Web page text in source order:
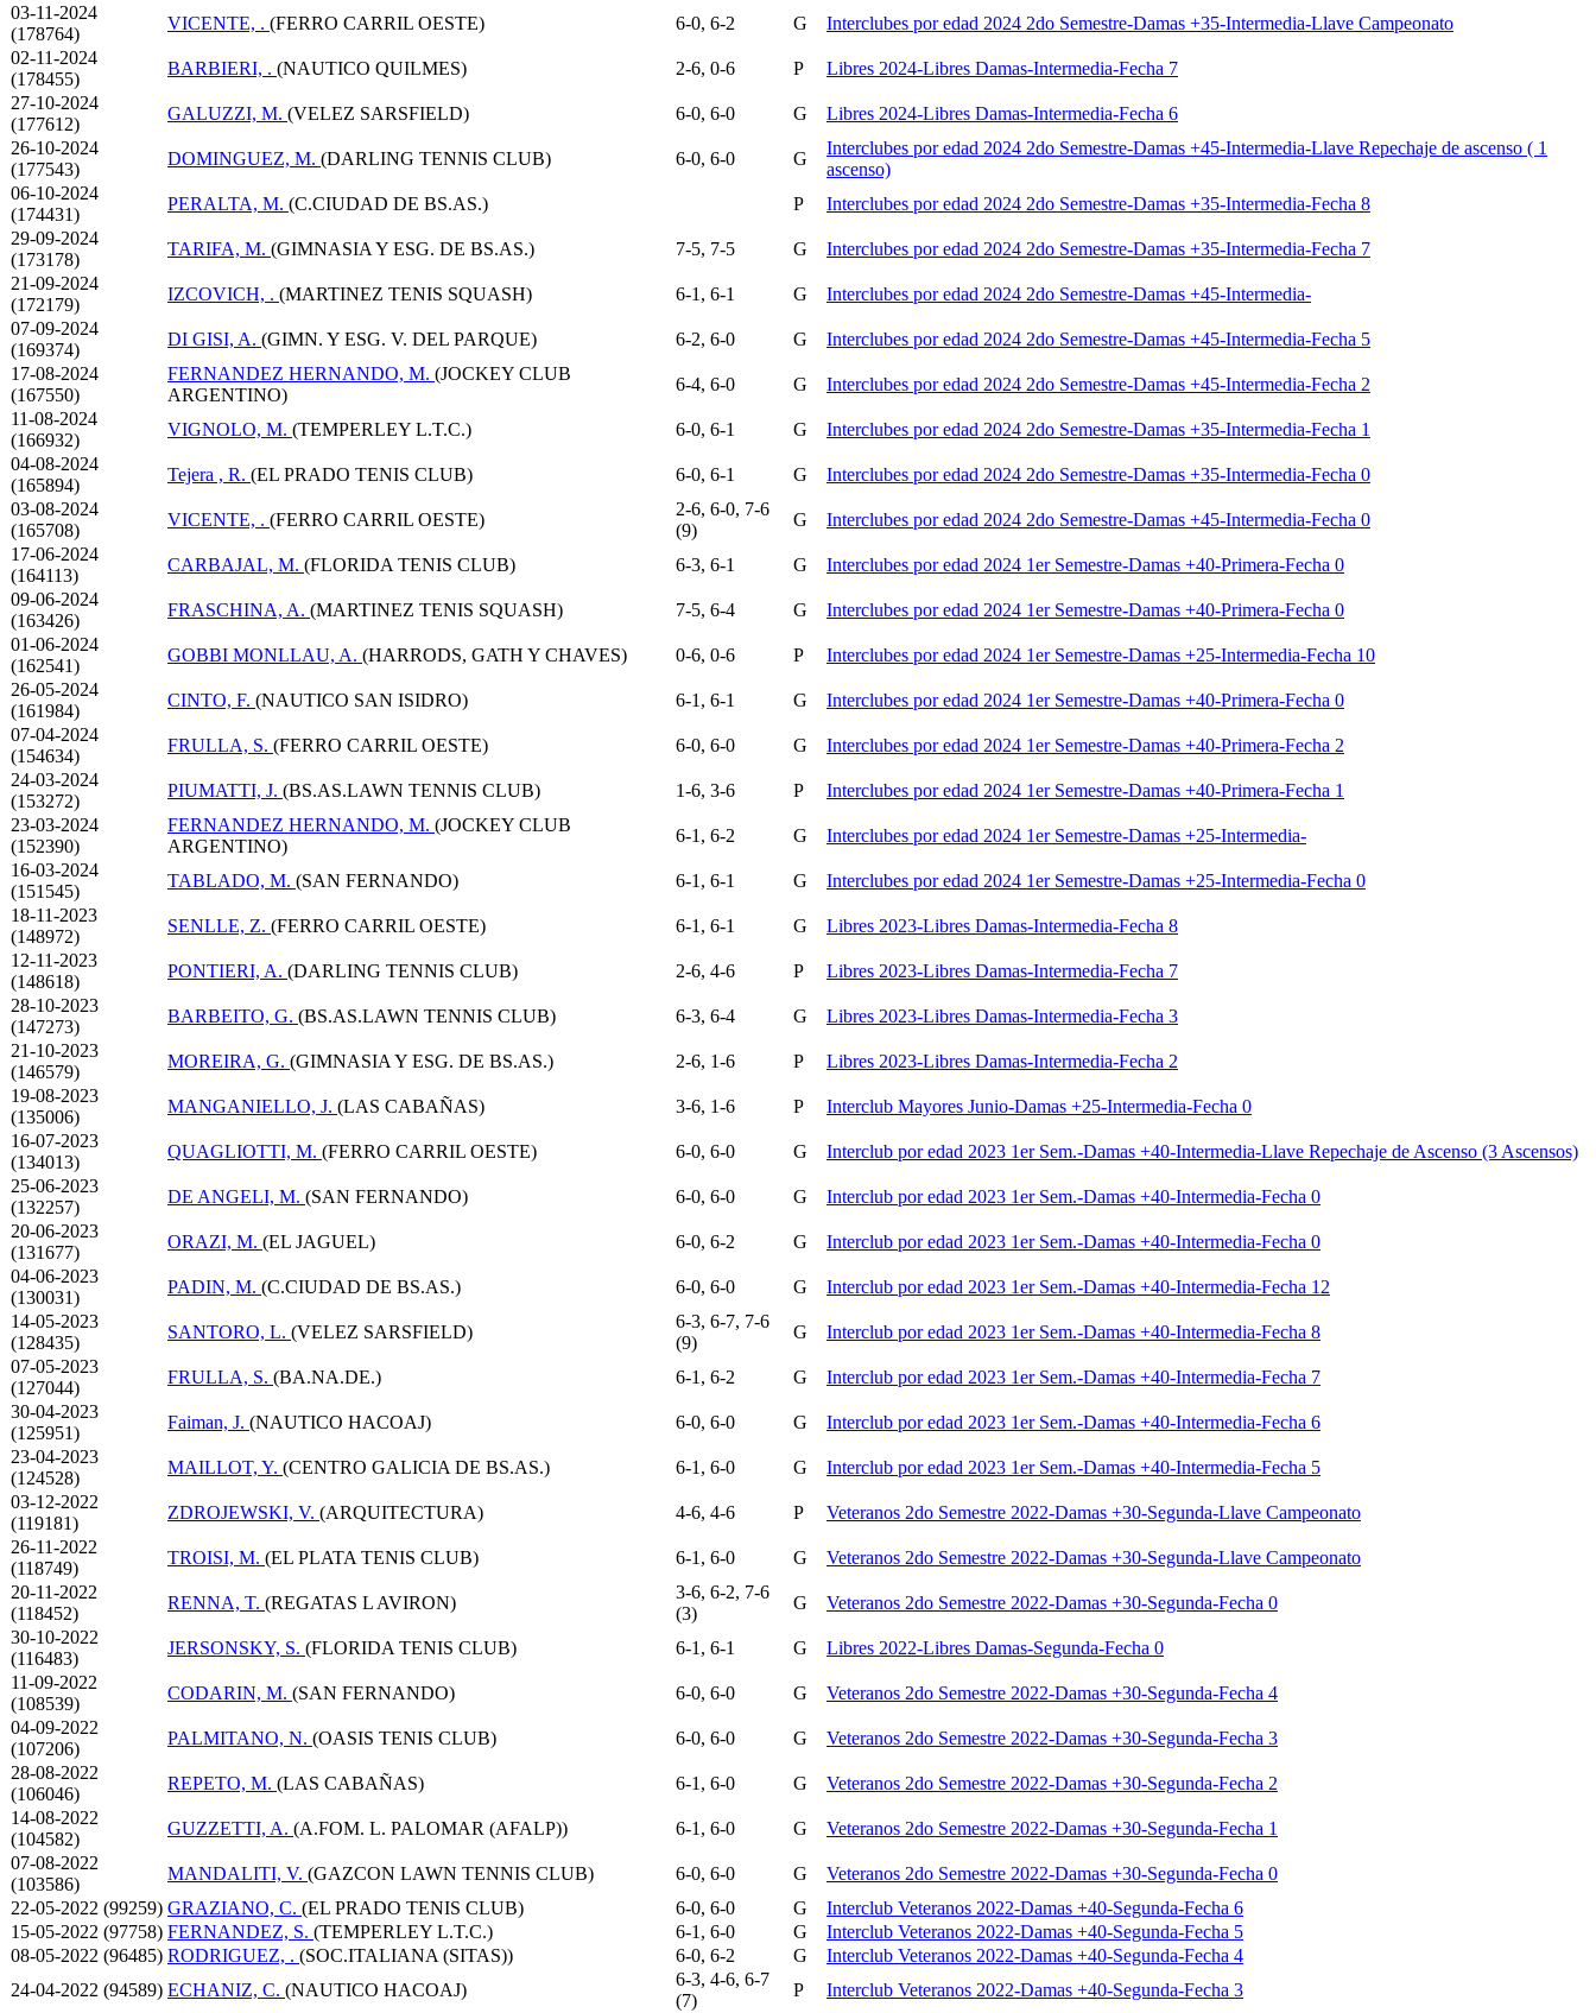
03-11-2024
(178764)
VICENTE, . (FERRO CARRIL OESTE) 6-0, 6-2 G
Interclubes por edad 2024 2do Semestre-Damas +35-Intermedia-Llave Campeonato
02-11-2024
(178455)
BARBIERI, . (NAUTICO QUILMES) 2-6, 0-6 P
Libres 2024-Libres Damas-Intermedia-Fecha 7
27-10-2024
(177612)
GALUZZI, M. (VELEZ SARSFIELD) 6-0, 6-0 G
Libres 2024-Libres Damas-Intermedia-Fecha 6
26-10-2024
(177543)
DOMINGUEZ, M. (DARLING TENNIS CLUB) 6-0, 6-0 G
Interclubes por edad 2024 2do Semestre-Damas +45-Intermedia-Llave Repechaje de ascenso ( 1
ascenso)
06-10-2024
(174431)
PERALTA, M. (C.CIUDAD DE BS.AS.) P
Interclubes por edad 2024 2do Semestre-Damas +35-Intermedia-Fecha 8
29-09-2024
(173178)
TARIFA, M. (GIMNASIA Y ESG. DE BS.AS.) 7-5, 7-5 G
Interclubes por edad 2024 2do Semestre-Damas +35-Intermedia-Fecha 7
21-09-2024
(172179)
IZCOVICH, . (MARTINEZ TENIS SQUASH) 6-1, 6-1 G
Interclubes por edad 2024 2do Semestre-Damas +45-Intermedia-
07-09-2024
(169374)
DI GISI, A. (GIMN. Y ESG. V. DEL PARQUE) 6-2, 6-0 G
Interclubes por edad 2024 2do Semestre-Damas +45-Intermedia-Fecha 5
17-08-2024
(167550)
FERNANDEZ HERNANDO, M. (JOCKEY CLUB
ARGENTINO)
6-4, 6-0 G
Interclubes por edad 2024 2do Semestre-Damas +45-Intermedia-Fecha 2
11-08-2024
(166932)
VIGNOLO, M. (TEMPERLEY L.T.C.) 6-0, 6-1 G
Interclubes por edad 2024 2do Semestre-Damas +35-Intermedia-Fecha 1
04-08-2024
(165894)
Tejera , R. (EL PRADO TENIS CLUB) 6-0, 6-1 G
Interclubes por edad 2024 2do Semestre-Damas +35-Intermedia-Fecha 0
03-08-2024
(165708)
VICENTE, . (FERRO CARRIL OESTE)
2-6, 6-0, 7-6
(9)
G
Interclubes por edad 2024 2do Semestre-Damas +45-Intermedia-Fecha 0
17-06-2024
(164113)
CARBAJAL, M. (FLORIDA TENIS CLUB) 6-3, 6-1 G
Interclubes por edad 2024 1er Semestre-Damas +40-Primera-Fecha 0
09-06-2024
(163426)
FRASCHINA, A. (MARTINEZ TENIS SQUASH) 7-5, 6-4 G
Interclubes por edad 2024 1er Semestre-Damas +40-Primera-Fecha 0
01-06-2024
(162541)
GOBBI MONLLAU, A. (HARRODS, GATH Y CHAVES) 0-6, 0-6 P
Interclubes por edad 2024 1er Semestre-Damas +25-Intermedia-Fecha 10
26-05-2024
(161984)
CINTO, F. (NAUTICO SAN ISIDRO) 6-1, 6-1 G
Interclubes por edad 2024 1er Semestre-Damas +40-Primera-Fecha 0
07-04-2024
(154634)
FRULLA, S. (FERRO CARRIL OESTE) 6-0, 6-0 G
Interclubes por edad 2024 1er Semestre-Damas +40-Primera-Fecha 2
24-03-2024
(153272)
PIUMATTI, J. (BS.AS.LAWN TENNIS CLUB) 1-6, 3-6 P
Interclubes por edad 2024 1er Semestre-Damas +40-Primera-Fecha 1
23-03-2024
(152390)
FERNANDEZ HERNANDO, M. (JOCKEY CLUB
ARGENTINO)
6-1, 6-2 G
Interclubes por edad 2024 1er Semestre-Damas +25-Intermedia-
16-03-2024
(151545)
TABLADO, M. (SAN FERNANDO) 6-1, 6-1 G
Interclubes por edad 2024 1er Semestre-Damas +25-Intermedia-Fecha 0
18-11-2023
(148972)
SENLLE, Z. (FERRO CARRIL OESTE) 6-1, 6-1 G
Libres 2023-Libres Damas-Intermedia-Fecha 8
12-11-2023
(148618)
PONTIERI, A. (DARLING TENNIS CLUB) 2-6, 4-6 P
Libres 2023-Libres Damas-Intermedia-Fecha 7
28-10-2023
(147273)
BARBEITO, G. (BS.AS.LAWN TENNIS CLUB) 6-3, 6-4 G
Libres 2023-Libres Damas-Intermedia-Fecha 3
21-10-2023
(146579)
MOREIRA, G. (GIMNASIA Y ESG. DE BS.AS.) 2-6, 1-6 P
Libres 2023-Libres Damas-Intermedia-Fecha 2
19-08-2023
(135006)
MANGANIELLO, J. (LAS CABAÑAS) 3-6, 1-6 P
Interclub Mayores Junio-Damas +25-Intermedia-Fecha 0
16-07-2023
(134013)
QUAGLIOTTI, M. (FERRO CARRIL OESTE) 6-0, 6-0 G
Interclub por edad 2023 1er Sem.-Damas +40-Intermedia-Llave Repechaje de Ascenso (3 Ascensos)
25-06-2023
(132257)
DE ANGELI, M. (SAN FERNANDO) 6-0, 6-0 G
Interclub por edad 2023 1er Sem.-Damas +40-Intermedia-Fecha 0
20-06-2023
(131677)
ORAZI, M. (EL JAGUEL) 6-0, 6-2 G
Interclub por edad 2023 1er Sem.-Damas +40-Intermedia-Fecha 0
04-06-2023
(130031)
PADIN, M. (C.CIUDAD DE BS.AS.) 6-0, 6-0 G
Interclub por edad 2023 1er Sem.-Damas +40-Intermedia-Fecha 12
14-05-2023
(128435)
SANTORO, L. (VELEZ SARSFIELD)
6-3, 6-7, 7-6
(9)
G
Interclub por edad 2023 1er Sem.-Damas +40-Intermedia-Fecha 8
07-05-2023
(127044)
FRULLA, S. (BA.NA.DE.) 6-1, 6-2 G
Interclub por edad 2023 1er Sem.-Damas +40-Intermedia-Fecha 7
30-04-2023
(125951)
Faiman, J. (NAUTICO HACOAJ) 6-0, 6-0 G
Interclub por edad 2023 1er Sem.-Damas +40-Intermedia-Fecha 6
23-04-2023
(124528)
MAILLOT, Y. (CENTRO GALICIA DE BS.AS.) 6-1, 6-0 G
Interclub por edad 2023 1er Sem.-Damas +40-Intermedia-Fecha 5
03-12-2022
(119181)
ZDROJEWSKI, V. (ARQUITECTURA) 4-6, 4-6 P
Veteranos 2do Semestre 2022-Damas +30-Segunda-Llave Campeonato
26-11-2022
(118749)
TROISI, M. (EL PLATA TENIS CLUB) 6-1, 6-0 G
Veteranos 2do Semestre 2022-Damas +30-Segunda-Llave Campeonato
20-11-2022
(118452)
RENNA, T. (REGATAS L AVIRON)
3-6, 6-2, 7-6
(3)
G
Veteranos 2do Semestre 2022-Damas +30-Segunda-Fecha 0
30-10-2022
(116483)
JERSONSKY, S. (FLORIDA TENIS CLUB) 6-1, 6-1 G
Libres 2022-Libres Damas-Segunda-Fecha 0
11-09-2022
(108539)
CODARIN, M. (SAN FERNANDO) 6-0, 6-0 G
Veteranos 2do Semestre 2022-Damas +30-Segunda-Fecha 4
04-09-2022
(107206)
PALMITANO, N. (OASIS TENIS CLUB) 6-0, 6-0 G
Veteranos 2do Semestre 2022-Damas +30-Segunda-Fecha 3
28-08-2022
(106046)
REPETO, M. (LAS CABAÑAS) 6-1, 6-0 G
Veteranos 2do Semestre 2022-Damas +30-Segunda-Fecha 2
14-08-2022
(104582)
GUZZETTI, A. (A.FOM. L. PALOMAR (AFALP)) 6-1, 6-0 G
Veteranos 2do Semestre 2022-Damas +30-Segunda-Fecha 1
07-08-2022
(103586)
MANDALITI, V. (GAZCON LAWN TENNIS CLUB) 6-0, 6-0 G
Veteranos 2do Semestre 2022-Damas +30-Segunda-Fecha 0
22-05-2022 (99259) GRAZIANO, C. (EL PRADO TENIS CLUB) 6-0, 6-0 G
Interclub Veteranos 2022-Damas +40-Segunda-Fecha 6
15-05-2022 (97758) FERNANDEZ, S. (TEMPERLEY L.T.C.) 6-1, 6-0 G
Interclub Veteranos 2022-Damas +40-Segunda-Fecha 5
08-05-2022 (96485) RODRIGUEZ, . (SOC.ITALIANA (SITAS)) 6-0, 6-2 G
Interclub Veteranos 2022-Damas +40-Segunda-Fecha 4
24-04-2022 (94589) ECHANIZ, C. (NAUTICO HACOAJ)
6-3, 4-6, 6-7
(7)
P Interclub Veteranos 2022-Damas +40-Segunda-Fecha 3